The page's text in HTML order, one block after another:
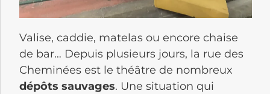
Valise, caddie, matelas ou encore chaise
de bar… Depuis plusieurs jours, la rue des
Cheminées est le théâtre de nombreux
dépôts sauvages. Une situation qui